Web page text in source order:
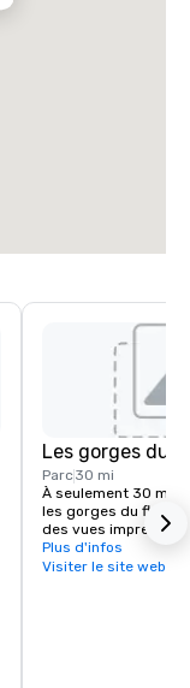
Les gorges du
Parc30 mi
À seulement 30
les gorges du fleuve
des vues
randonnée et de
cascades. Parmi les
Plus d'infos
Visiter le site web